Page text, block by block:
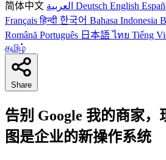
简体中文
Deutsch English
Françaisहिन्दी 한국어 Bahasa Indonesia
Română Português 日本語ไทย Tiếng
தமிழ்
Share
告别 Google 我的商家，
图是企业的新操作系统